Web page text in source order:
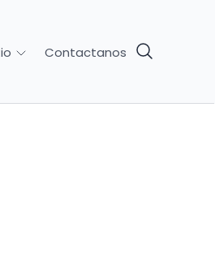
Contactanos